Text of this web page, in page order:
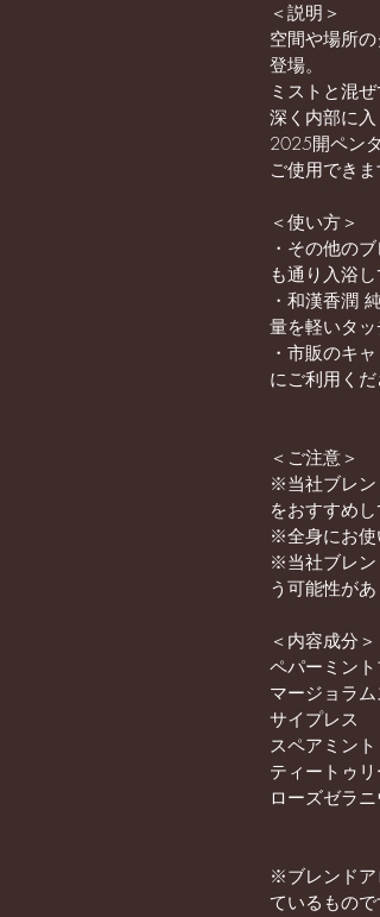
＜説明＞
空間や場所
登場。
ミストと混
深く内部に入
2025開ペン
ご使用できま
＜使い方＞
・その他の
も通り入浴し
・和漢香潤
量を軽いタッ
・市販のキ
にご利用くだ
＜ご注意＞
※当社ブレン
をおすすめし
※全身にお使
※当社ブレン
う可能性が
＜内容成分＞
ペパーミン
マージョラ
サイプレス
スペアミント
ティートゥ
ローズゼラ
※ブレンドア
ているもので